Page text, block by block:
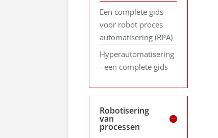
Een complete gids
voor robot proces
automatisering (RPA)
Hyperautomatisering
- een complete gids
Robotisering
van
processen